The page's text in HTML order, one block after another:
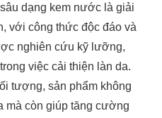
dạng kem nước là giải
với công thức độc đáo và
nghiên cứu kỹ lưỡng,
việc cải thiện làn da.
tượng, sản phẩm không
mà còn giúp tăng cường